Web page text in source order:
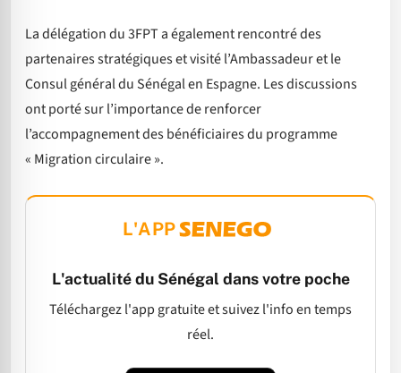
La délégation du 3FPT a également rencontré des
partenaires stratégiques et visité l’Ambassadeur et le
Consul général du Sénégal en Espagne. Les discussions
ont porté sur l’importance de renforcer
l’accompagnement des bénéficiaires du programme
« Migration circulaire ».
L'APP
L'actualité du Sénégal dans votre poche
Téléchargez l'app gratuite et suivez l'info en temps
réel.